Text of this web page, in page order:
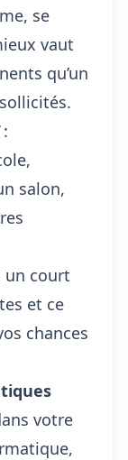
se
vaut
qu’un
:
salon,
un court
et ce
chances
votre